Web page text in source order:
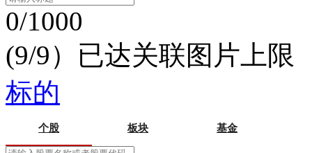
0/1000
(9/9）已达关联图片上限
标的
个股 板块 基金